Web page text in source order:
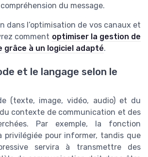
du message.
dans l’optimisation de vos canaux et
comment optimiser la gestion de
à un logiciel adapté.
et le langage selon le
(texte, image, vidéo, audio) et du
contexte de communication et des
Par exemple, la fonction
privilégiée pour informer, tandis que
servira à transmettre des